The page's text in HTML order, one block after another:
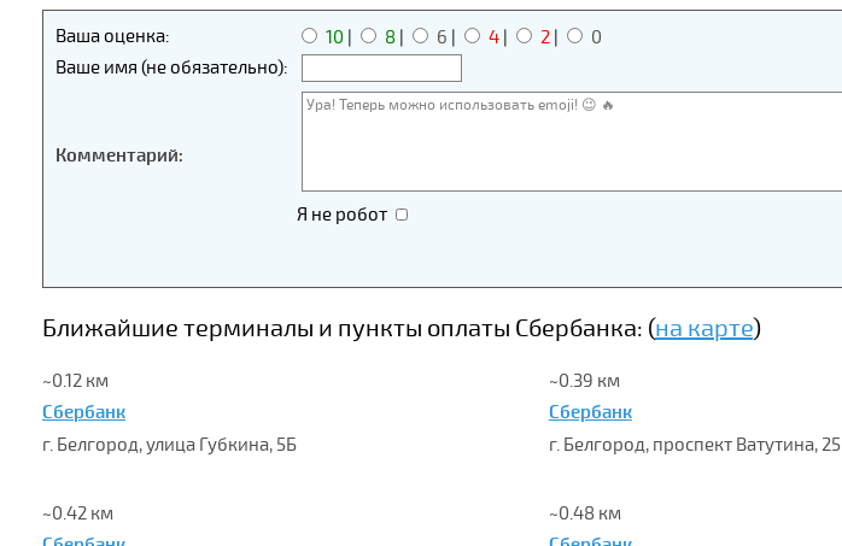
Ваша оценка: 10 8 6 4 2
0
Ваше имя (не обязательно):
Комментарий:
Я не робот
Ближайшие терминалы и пункты оплаты Сбербанка: (на карте)
~0.12 км
Сбербанк
г. Белгород, улица Губкина, 5Б
~0.39 км
Сбербанк
г. Белгород, проспект Ватутина, 25
~0.42 км ~0.48 км